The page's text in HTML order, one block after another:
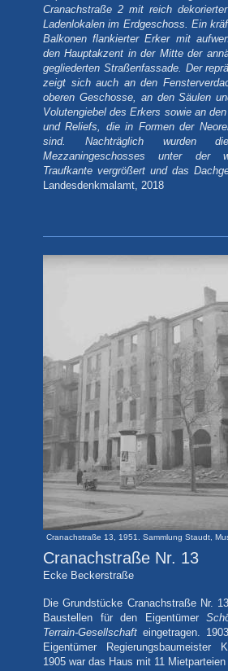
Cranachstraße 2 mit reich
Ladenlokalen im Erdgeschoss. Ein
Balkonen flankierter Erker mit
den Hauptakzent in der Mitte der
gegliederten Straßenfassade. Der
zeigt sich auch an den
oberen Geschosse, an den Säulen
Volutengiebel des Erkers sowie an
und Reliefs, die in Formen der
sind. Nachträglich wurden
Mezzaningeschosses unter der
Traufkante vergrößert und das
Landesdenkmalamt, 2018
Cranachstraße 13, 1951. Sammlung Staudt,
Cranachstraße Nr. 13
Ecke Beckerstraße
Die Grundstücke Cranachstraße Nr.
Baustellen für den Eigentümer
Terrain-Gesellschaft eingetragen.
Eigentümer Regierungsbaumeister
1905 war das Haus mit 11 Mietparteien